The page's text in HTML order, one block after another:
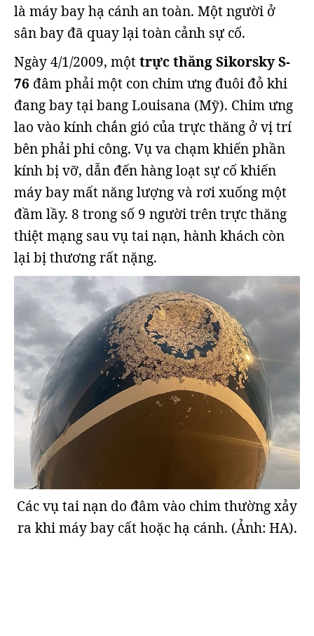
là máy bay hạ cánh an toàn. Một người ở
sân bay đã quay lại toàn cảnh sự cố.
Ngày 4/1/2009, mộttrực thăng Sikorsky S-
76 đâm phải một con chim ưng đuôi đỏ khi
đang bay tại bang Louisana (Mỹ). Chim ưng
lao vào kính chắn gió của trực thăng ở vị trí
bên phải phi công. Vụ va chạm khiến phần
kính bị vỡ, dẫn đến hàng loạt sự cố khiến
máy bay mất năng lượng và rơi xuống một
đầm lầy. 8 trong số 9 người trên trực thăng
thiệt mạng sau vụ tai nạn, hành khách còn
lại bị thương rất nặng.
Các vụ tai nạn do đâm vào chim thường xảy
ra khi máy bay cất hoặc hạ cánh. (Ảnh: HA).